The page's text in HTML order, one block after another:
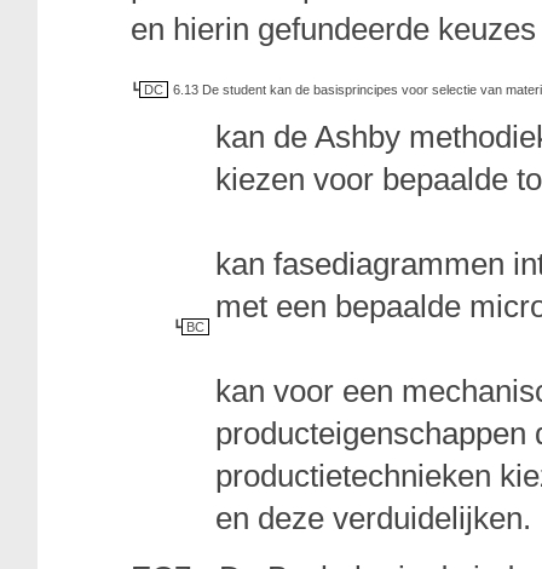
en hierin gefundeerde
DC 6.13 De student kan de basisprincipes voor selectie van
BC
kan de Ashby
kiezen voor bepaalde
kan fasediagrammen
met een bepaalde
kan voor een
producteigenschappen
productietechnieken
en deze verduidelijken.